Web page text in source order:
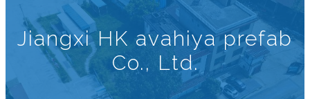
Jiangxi HK avahiya prefab
Co., Ltd.